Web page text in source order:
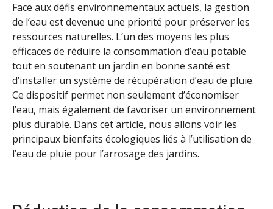
Face aux défis environnementaux actuels, la gestion
de l’eau est devenue une priorité pour préserver les
ressources naturelles. L’un des moyens les plus
efficaces de réduire la consommation d’eau potable
tout en soutenant un jardin en bonne santé est
d’installer un système de récupération d’eau de pluie.
Ce dispositif permet non seulement d’économiser
l’eau, mais également de favoriser un environnement
plus durable. Dans cet article, nous allons voir les
principaux bienfaits écologiques liés à l’utilisation de
l’eau de pluie pour l’arrosage des jardins.